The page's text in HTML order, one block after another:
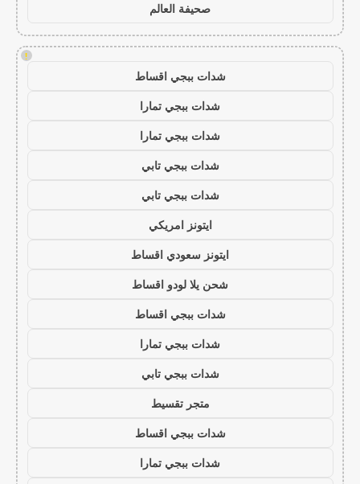
صحيفة العالم
!
شدات ببجي اقساط
شدات ببجي تمارا
شدات ببجي تمارا
شدات ببجي تابي
شدات ببجي تابي
ايتونز امريكي
ايتونز سعودي اقساط
شحن يلا لودو اقساط
شدات ببجي اقساط
شدات ببجي تمارا
شدات ببجي تابي
متجر تقسيط
شدات ببجي اقساط
شدات ببجي تمارا